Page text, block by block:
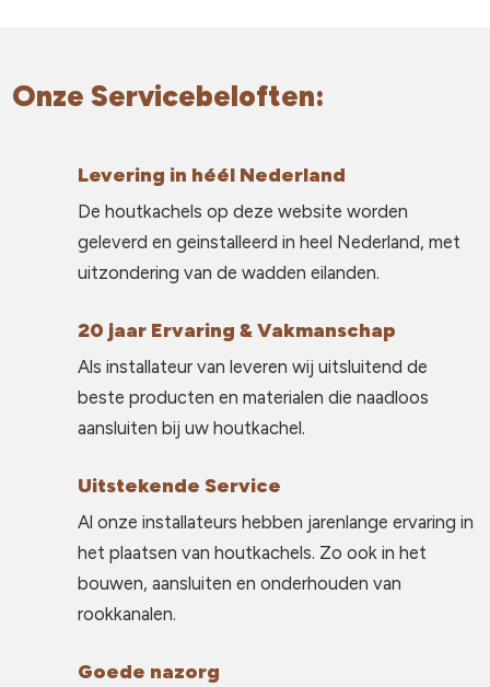
Onze Servicebeloften:
Levering in héél Nederland
De houtkachels op deze website worden
geleverd en geinstalleerd in heel Nederland, met
uitzondering van de wadden eilanden.
20 jaar Ervaring & Vakmanschap
Als installateur van leveren wij uitsluitend de
beste producten en materialen die naadloos
aansluiten bij uw houtkachel.
Uitstekende Service
Al onze installateurs hebben jarenlange ervaring in
het plaatsen van houtkachels. Zo ook in het
bouwen, aansluiten en onderhouden van
rookkanalen.
Goede nazorg